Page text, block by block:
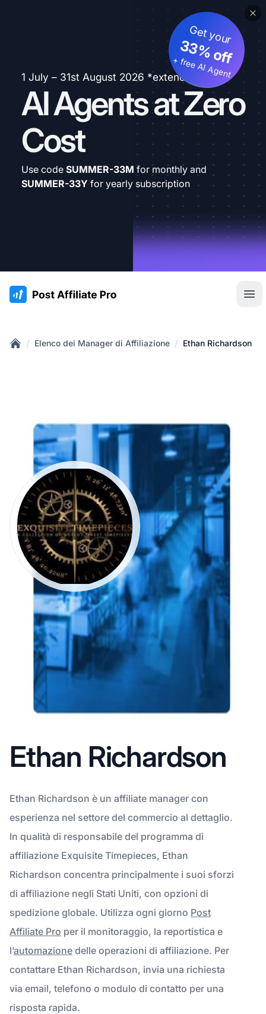
1 July – 31st August 2026 *extended
AI Agents at Zero
Cost
Get your
33% off
+ free AI Agent
Use code SUMMER-33M for monthly and
SUMMER-33Y for yearly subscription
:site.title
/ Elenco dei Manager di Affiliazione / Ethan Richardson
Ethan Richardson
Ethan Richardson è un affiliate manager con
esperienza nel settore del commercio al dettaglio.
In qualità di responsabile del programma di
affiliazione Exquisite Timepieces, Ethan
Richardson concentra principalmente i suoi sforzi
di affiliazione negli Stati Uniti, con opzioni di
spedizione globale. Utilizza ogni giorno Post
Affiliate Pro per il monitoraggio, la reportistica e
l’automazione delle operazioni di affiliazione. Per
contattare Ethan Richardson, invia una richiesta
via email, telefono o modulo di contatto per una
risposta rapida.